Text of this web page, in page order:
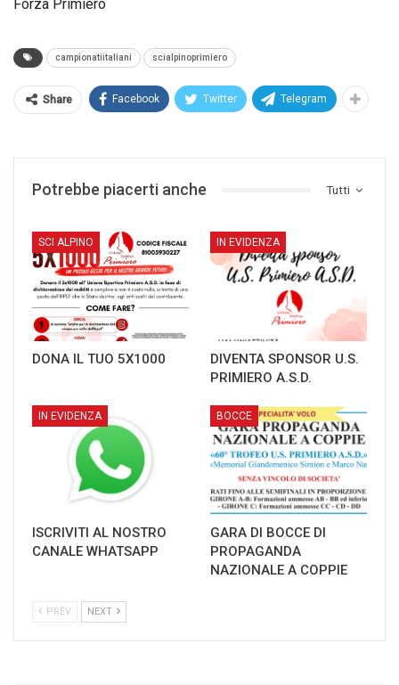
Forza Primiero
campionatiitaliani scialpinoprimiero
Share Facebook Twitter Telegram
Tutti
Potrebbe piacerti anche
SCI ALPINO
DONA IL TUO 5X1000
IN EVIDENZA
DIVENTA SPONSOR U.S.
PRIMIERO A.S.D.
IN EVIDENZA
ISCRIVITI AL NOSTRO
CANALE WHATSAPP
BOCCE
GARA DI BOCCE DI
PROPAGANDA
NAZIONALE A COPPIE
PREV NEXT